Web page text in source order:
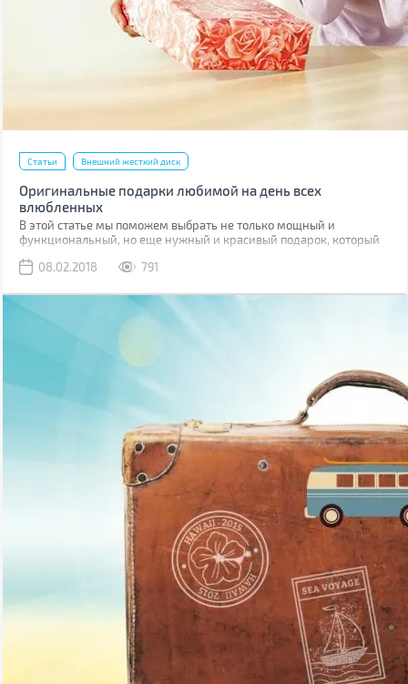
Статьи Внешний жесткий диск
Оригинальные подарки любимой на день всех
влюбленных
В этой статье мы поможем выбрать не только мощный и
функциональный, но еще нужный и красивый подарок, который
08.02.2018
791